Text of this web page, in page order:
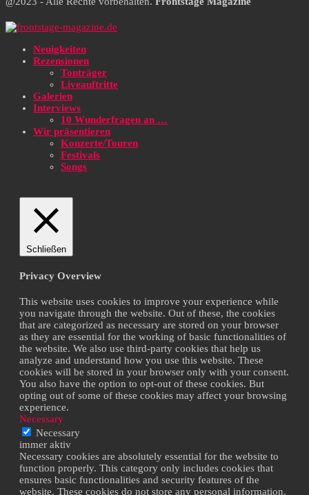
Neuigkeiten
Rezensionen
Tonträger
Liveauftritte
Galerien
Interviews
10 Wunderfragen an …
Wir präsentieren
Konzerte/Touren
Festivals
Songs
Schließen
Privacy Overview
This website uses cookies to improve your experience while
you navigate through the website. Out of these, the cookies
that are categorized as necessary are stored on your browser
as they are essential for the working of basic functionalities of
the website. We also use third-party cookies that help us
analyze and understand how you use this website. These
cookies will be stored in your browser only with your consent.
You also have the option to opt-out of these cookies. But
opting out of some of these cookies may affect your browsing
experience.
Necessary
Necessary
immer aktiv
Necessary cookies are absolutely essential for the website to
function properly. This category only includes cookies that
ensures basic functionalities and security features of the
website. These cookies do not store any personal information.